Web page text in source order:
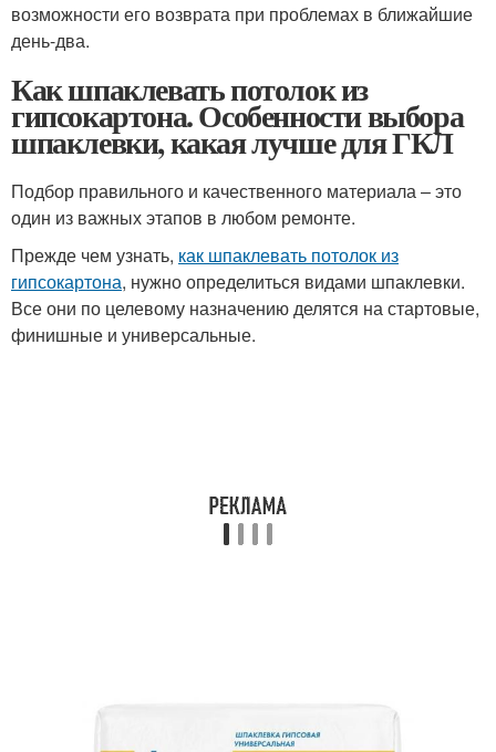
возможности его возврата при проблемах в ближайшие
день-два.
Как шпаклевать потолок из
гипсокартона. Особенности выбора
шпаклевки, какая лучше для ГКЛ
Подбор правильного и качественного материала – это
один из важных этапов в любом ремонте.
Прежде чем узнать, как шпаклевать потолок из
гипсокартона, нужно определиться видами шпаклевки.
Все они по целевому назначению делятся на стартовые,
финишные и универсальные.